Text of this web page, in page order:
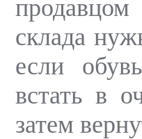
склада
если
встать в
затем